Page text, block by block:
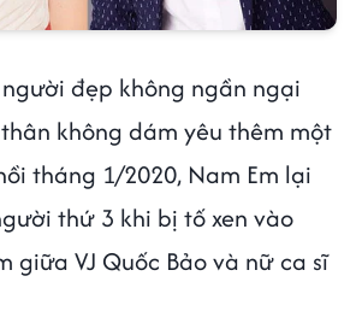
đẹp không ngần ngại
không dám yêu thêm một
tháng 1/2020, Nam Em lại
thứ 3 khi bị tố xen vào
giữa VJ Quốc Bảo và nữ ca sĩ